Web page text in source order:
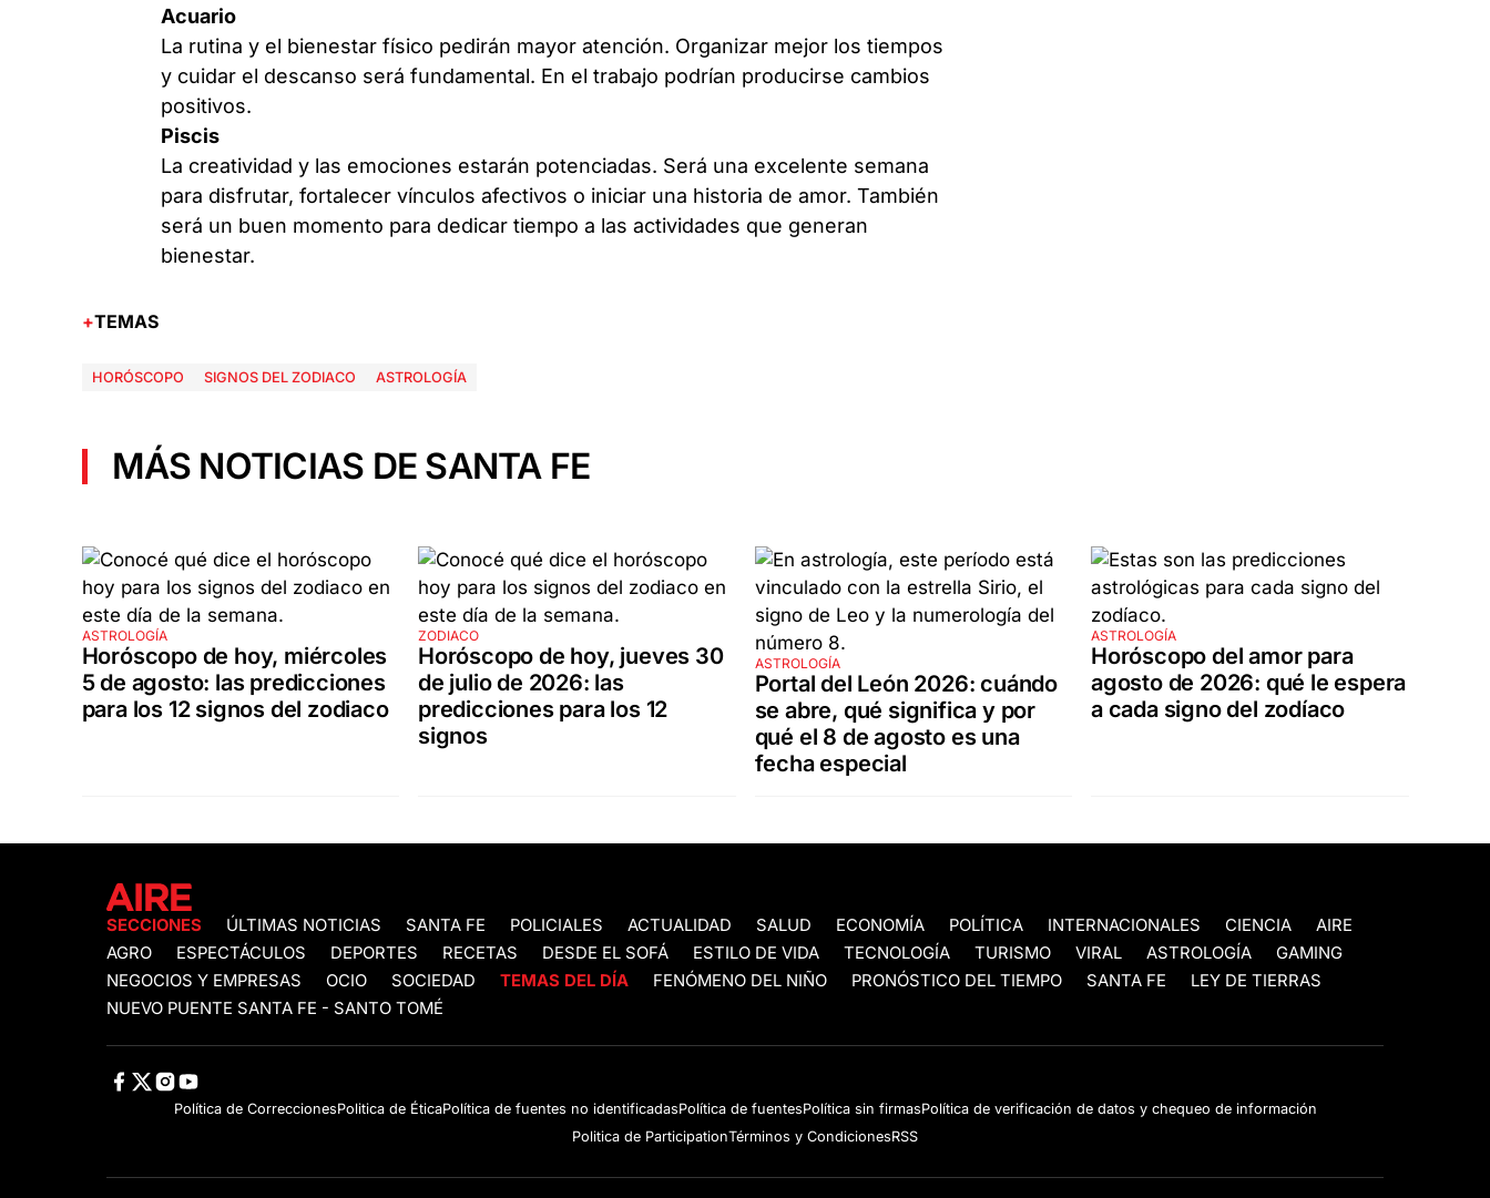
Acuario
La rutina y el bienestar físico pedirán mayor atención. Organizar mejor los tiempos
y cuidar el descanso será fundamental. En el trabajo podrían producirse cambios
positivos.
Piscis
La creatividad y las emociones estarán potenciadas. Será una excelente semana
para disfrutar, fortalecer vínculos afectivos o iniciar una historia de amor. También
será un buen momento para dedicar tiempo a las actividades que generan
bienestar.
TEMAS
HORÓSCOPO SIGNOS DEL ZODIACO ASTROLOGÍA
MÁS NOTICIAS DE SANTA FE
ASTROLOGÍA
Horóscopo de hoy, miércoles
5 de agosto: las predicciones
para los 12 signos del zodiaco
ZODIACO
Horóscopo de hoy, jueves 30
de julio de 2026: las
predicciones para los 12
signos
ASTROLOGÍA
Portal del León 2026: cuándo
se abre, qué significa y por
qué el 8 de agosto es una
fecha especial
ASTROLOGÍA
Horóscopo del amor para
agosto de 2026: qué le espera
a cada signo del zodíaco
SECCIONES ÚLTIMAS NOTICIAS SANTA FE POLICIALES ACTUALIDAD SALUD ECONOMÍA POLÍTICA INTERNACIONALES CIENCIA
AIRE
AGRO
ESPECTÁCULOS DEPORTES RECETAS DESDE EL SOFÁ ESTILO DE VIDA TECNOLOGÍA TURISMO VIRAL ASTROLOGÍA
GAMING
NEGOCIOS Y EMPRESAS
OCIO SOCIEDAD TEMAS DEL DÍA FENÓMENO DEL NIÑO PRONÓSTICO DEL TIEMPO SANTA FE
LEY DE TIERRAS
NUEVO PUENTE SANTA FE - SANTO TOMÉ
Política de CorreccionesPolitica de ÉticaPolítica de fuentes no identificadasPolítica de fuentesPolítica sin firmasPolítica de verificación de datos y chequeo de información
Politica de ParticipationTérminos y CondicionesRSS